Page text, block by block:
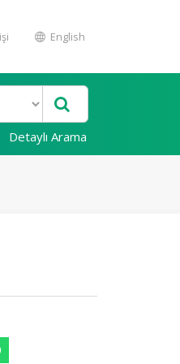
English
Detaylı Arama